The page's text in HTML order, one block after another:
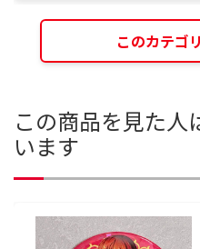
このカテゴ
この商品を見た人
います